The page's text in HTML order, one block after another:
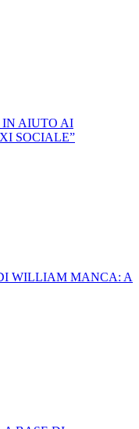
AIUTO AI
SOCIALE”
WILLIAM MANCA: A